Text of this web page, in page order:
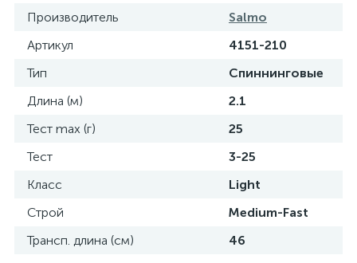
Производитель
Salmo
Артикул
4151-210
Тип
Спиннинговые
Длина (м)
2.1
Тест max (г)
25
Тест
3-25
Класс
Light
Строй
Medium-Fast
Трансп. длина (см)
46